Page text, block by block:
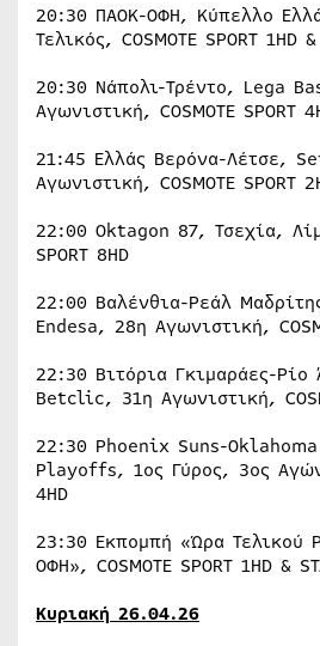
20:30 ΠΑΟΚ-ΟΦΗ, Κύπελλο
Τελικός, COSMOTE SPORT 1HD
20:30 Νάπολι-Τρέντο, Lega
Αγωνιστική, COSMOTE SPORT
21:45 Ελλάς Βερόνα-Λέτσε,
Αγωνιστική, COSMOTE SPORT
22:00 Oktagon 87, Τσεχία,
SPORT 8HD
22:00 Βαλένθια-Ρεάλ
Endesa, 28η Αγωνιστική,
22:30 Βιτόρια Γκιμαράες-
Betclic, 31η Αγωνιστική,
22:30 Phoenix Suns-
Playoffs, 1ος Γύρος, 3ος
4HD
23:30 Εκπομπή «Ώρα Τελικού
ΟΦΗ», COSMOTE SPORT 1HD &
Κυριακή 26.04.26